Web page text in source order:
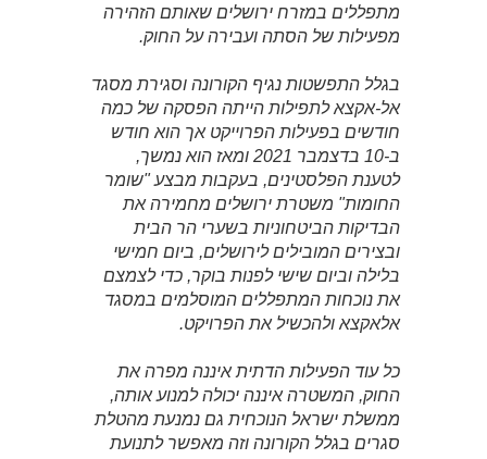
מתפללים במזרח ירושלים שאותם הזהירה
מפעילות של הסתה ועבירה על החוק.
בגלל התפשטות נגיף הקורונה וסגירת מסגד
אל-אקצא לתפילות הייתה הפסקה של כמה
חודשים בפעילות הפרוייקט אך הוא חודש
ב-10 בדצמבר 2021 ומאז הוא נמשך,
לטענת הפלסטינים, בעקבות מבצע "שומר
החומות" משטרת ירושלים מחמירה את
הבדיקות הביטחוניות בשערי הר הבית
ובצירים המובילים לירושלים, ביום חמישי
בלילה וביום שישי לפנות בוקר, כדי לצמצם
את נוכחות המתפללים המוסלמים במסגד
אלאקצא ולהכשיל את הפרויקט.
כל עוד הפעילות הדתית איננה מפרה את
החוק, המשטרה איננה יכולה למנוע אותה,
ממשלת ישראל הנוכחית גם נמנעת מהטלת
סגרים בגלל הקורונה וזה מאפשר לתנועת